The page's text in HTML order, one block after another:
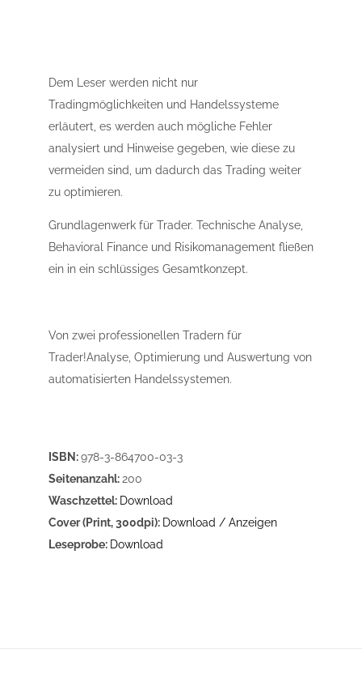
Dem Leser werden nicht nur
Tradingmöglichkeiten und Handelssysteme
erläutert, es werden auch mögliche Fehler
analysiert und Hinweise gegeben, wie diese zu
vermeiden sind, um dadurch das Trading weiter
zu optimieren.
Grundlagenwerk für Trader. Technische Analyse,
Behavioral Finance und Risikomanagement fließen
ein in ein schlüssiges Gesamtkonzept.
Von zwei professionellen Tradern für
Trader!Analyse, Optimierung und Auswertung von
automatisierten Handelssystemen .
ISBN:978-3-864700-03-3
Seitenanzahl: 200
Waschzettel: Download
Cover (Print, 300dpi): Download / Anzeigen
Leseprobe: Download